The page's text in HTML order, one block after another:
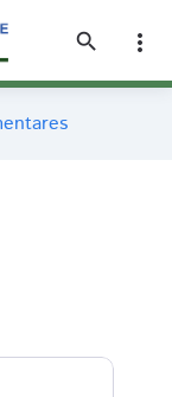
search
more_vert